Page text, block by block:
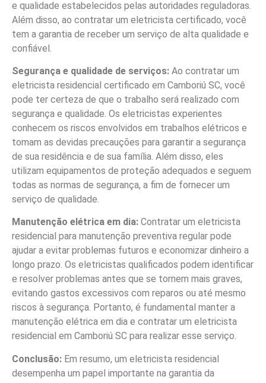
e qualidade estabelecidos pelas autoridades reguladoras.
Além disso, ao contratar um eletricista certificado, você
tem a garantia de receber um serviço de alta qualidade e
confiável.
Segurança e qualidade de serviços: Ao contratar um
eletricista residencial certificado em Camboriú SC, você
pode ter certeza de que o trabalho será realizado com
segurança e qualidade. Os eletricistas experientes
conhecem os riscos envolvidos em trabalhos elétricos e
tomam as devidas precauções para garantir a segurança
de sua residência e de sua família. Além disso, eles
utilizam equipamentos de proteção adequados e seguem
todas as normas de segurança, a fim de fornecer um
serviço de qualidade.
Manutenção elétrica em dia: Contratar um eletricista
residencial para manutenção preventiva regular pode
ajudar a evitar problemas futuros e economizar dinheiro a
longo prazo. Os eletricistas qualificados podem identificar
e resolver problemas antes que se tornem mais graves,
evitando gastos excessivos com reparos ou até mesmo
riscos à segurança. Portanto, é fundamental manter a
manutenção elétrica em dia e contratar um eletricista
residencial em Camboriú SC para realizar esse serviço.
Conclusão: Em resumo, um eletricista residencial
desempenha um papel importante na garantia da